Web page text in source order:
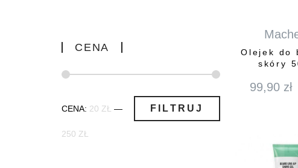
CENA
Cena
Cena FILTRUJ
CENA: 20 ZŁ —
250 ZŁ
Olejek do
skóry
99,90 zł